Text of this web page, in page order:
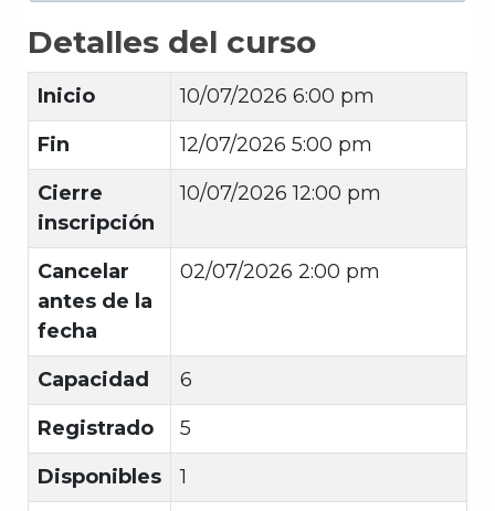
Detalles del curso
Inicio
10/07/2026 6:00 pm
Fin
12/07/2026 5:00 pm
Cierre
inscripción
10/07/2026 12:00 pm
Cancelar
antes de la
fecha
02/07/2026 2:00 pm
Capacidad
6
Registrado
5
Disponibles
1